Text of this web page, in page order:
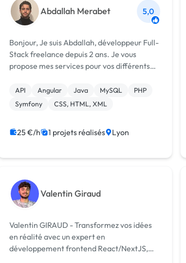
Abdallah Merabet 5,0
Bonjour, Je suis Abdallah, développeur Full-
Stack freelance depuis 2 ans. Je vous
propose mes services pour vos différents
Site et application web : site vitrine, e-
commerce, blog 📱 Application mobile/...
API Angular Java MySQL
PHP
Symfony
CSS, HTML, XML
25 €/h 1 projets réalisés Lyon
Valentin Giraud
Valentin GIRAUD - Transformez vos idées
en réalité avec un expert en
développement frontend React/NextJS,